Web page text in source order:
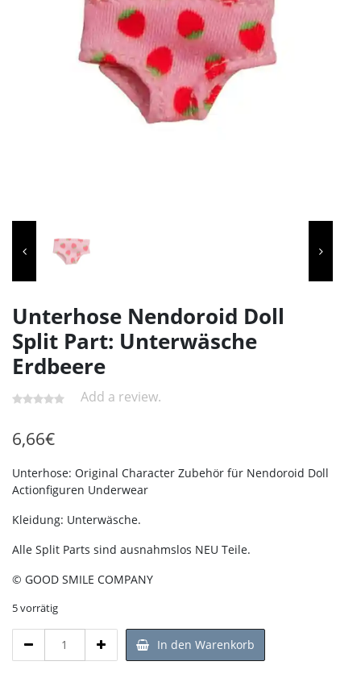
Unterhose Nendoroid Doll
Split Part: Unterwäsche
Erdbeere
Add a review.
6,66€
Unterhose: Original Character Zubehör für Nendoroid Doll
Actionfiguren Underwear
Kleidung: Unterwäsche.
Alle Split Parts sind ausnahmslos NEU Teile.
© GOOD SMILE COMPANY
5 vorrätig
Nendoroid
In den Warenkorb